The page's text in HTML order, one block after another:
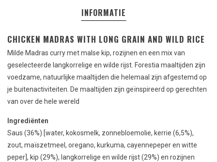
INFORMATIE
CHICKEN MADRAS WITH LONG GRAIN AND WILD RICE
Milde Madras currymet malse kip, rozijnen en een mix van
geselecteerde langkorrelige en wilde rijst. Forestia maaltijden zijn
voedzame, natuurlijke maaltijden die helemaal zijn afgestemd op
je buitenactiviteiten. De maaltijden zijn geïnspireerd op gerechten
van over de hele wereld
Ingrediënten
Saus (36%) [water, kokosmelk, zonnebloemolie, kerrie (6,5%),
zout, maïszetmeel, oregano, kurkuma, cayennepeper en witte
peper], kip (29%), langkorrelige en wilde rijst (29%) en rozijnen